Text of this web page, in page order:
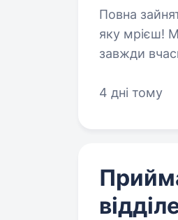
Повна зайнятість. Обирай своє місце в команді
яку мрієш! Ми пропонуємо:
завжди вчасно і ти це
4 дні тому